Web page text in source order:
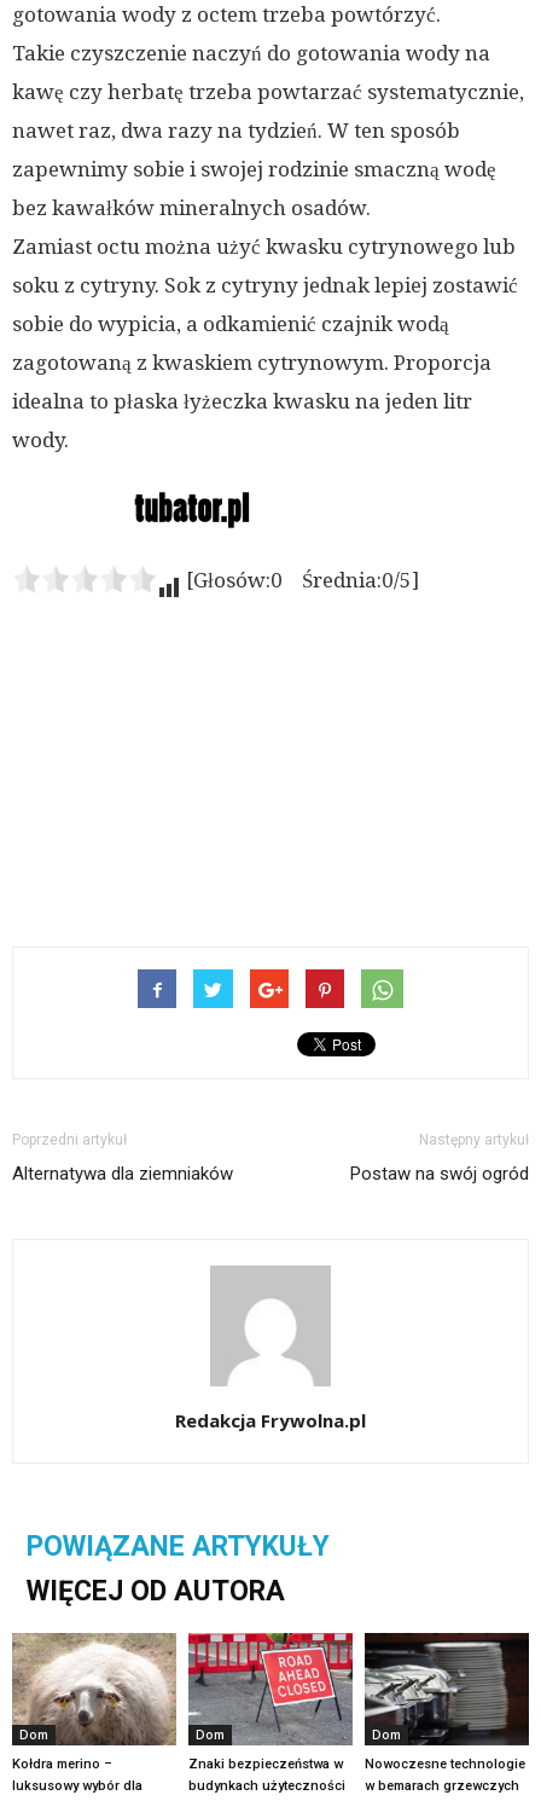
gotowania wody z octem trzeba powtórzyć.
Takie czyszczenie naczyń do gotowania wody na
kawę czy herbatę trzeba powtarzać systematycznie,
nawet raz, dwa razy na tydzień. W ten sposób
zapewnimy sobie i swojej rodzinie smaczną wodę
bez kawałków mineralnych osadów.
Zamiast octu można użyć kwasku cytrynowego lub
soku z cytryny. Sok z cytryny jednak lepiej zostawić
sobie do wypicia, a odkamienić czajnik wodą
zagotowaną z kwaskiem cytrynowym. Proporcja
idealna to płaska łyżeczka kwasku na jeden litr
wody.
[Głosów:0 Średnia:0/5]
Poprzedni artykuł
Alternatywa dla ziemniaków
Następny artykuł
Postaw na swój ogród
Redakcja Frywolna.pl
POWIĄZANE ARTYKUŁY
WIĘCEJ OD AUTORA
Dom
Kołdra merino –
luksusowy wybór dla
Dom
Znaki bezpieczeństwa w
budynkach użyteczności
Dom
Nowoczesne technologie
w bemarach grzewczych